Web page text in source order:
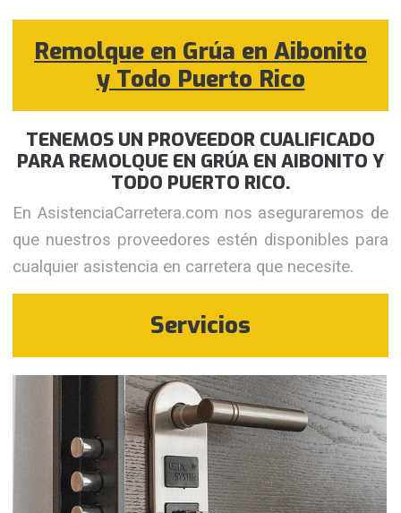
Remolque en Grúa en Aibonito
y Todo Puerto Rico
TENEMOS UN PROVEEDOR CUALIFICADO
PARA REMOLQUE EN GRÚA EN AIBONITO Y
TODO PUERTO RICO.
En AsistenciaCarretera.com nos aseguraremos de
que nuestros proveedores estén disponibles para
cualquier asistencia en carretera que necesite.
Servicios